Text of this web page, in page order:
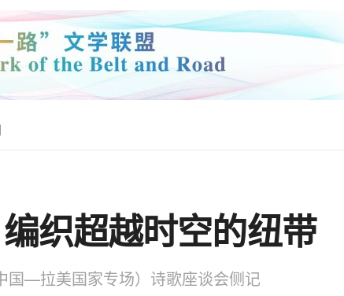
织超越时空的纽带
—拉美国家专场）诗歌座谈会侧记